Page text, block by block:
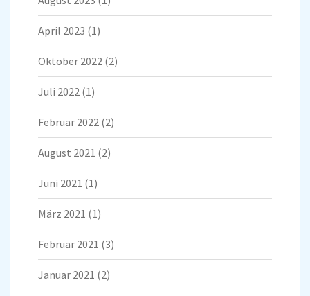
April 2023 (1)
Oktober 2022 (2)
Juli 2022 (1)
Februar 2022 (2)
August 2021 (2)
Juni 2021 (1)
März 2021 (1)
Februar 2021 (3)
Januar 2021 (2)